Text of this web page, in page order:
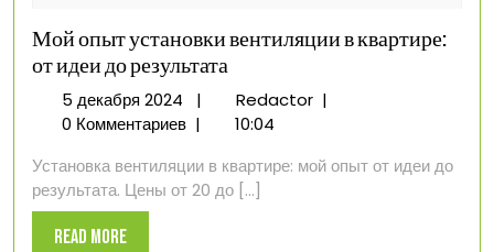
Мой опыт установки вентиляции в квартире:
от идеи до результата
5 декабря 20245
декабря
| RedactorМой
вентиляции
|
0 Комментариев |
10:04
Установка вентиляции в квартире: мой опыт от идеи до
результата. Цены от 20 до [...]
Read MoreRead